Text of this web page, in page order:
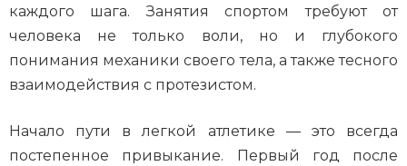
каждого шага. Занятия спортом требуют от
человека не только воли, но и глубокого
понимания механики своего тела, а также тесного
взаимодействия с протезистом.
Начало пути в легкой атлетике — это всегда
постепенное привыкание. Первый год после